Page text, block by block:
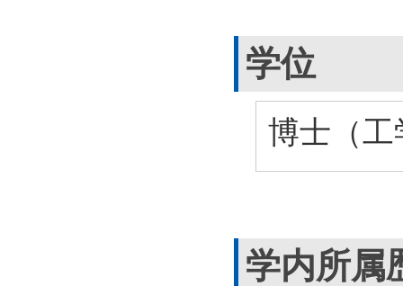
学位
博士（
学内所属